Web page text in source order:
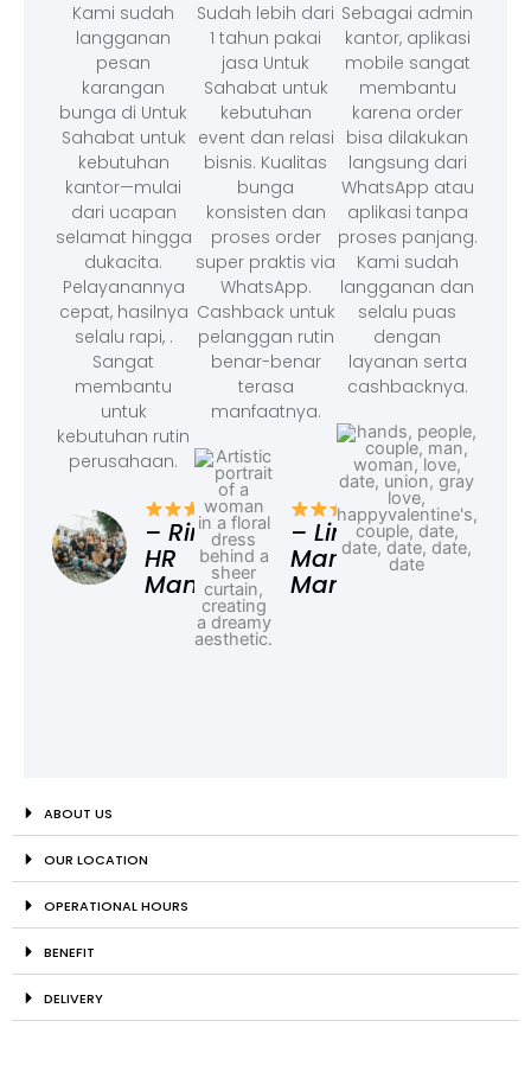
Kami sudah
langganan
pesan
karangan
bunga di Untuk
Sahabat untuk
kebutuhan
kantor—mulai
dari ucapan
selamat hingga
dukacita.
Pelayanannya
cepat, hasilnya
selalu rapi, .
Sangat
membantu
untuk
kebutuhan rutin
perusahaan.
– Rina,
HR
Manager
Sudah lebih dari
1 tahun pakai
jasa Untuk
Sahabat untuk
kebutuhan
event dan relasi
bisnis. Kualitas
bunga
konsisten dan
proses order
super praktis via
WhatsApp.
Cashback untuk
pelanggan rutin
benar-benar
terasa
manfaatnya.
– Linda,
Marketing
Manager
Sebagai admin
kantor, aplikasi
mobile sangat
membantu
karena order
bisa dilakukan
langsung dari
WhatsApp atau
aplikasi tanpa
proses panjang.
Kami sudah
langganan dan
selalu puas
dengan
layanan serta
cashbacknya.
ABOUT US
OUR LOCATION
OPERATIONAL HOURS
BENEFIT
DELIVERY